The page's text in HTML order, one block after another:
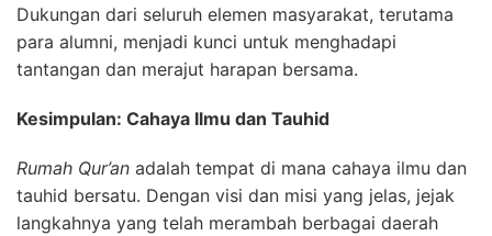
Dukungan dari seluruh elemen masyarakat, terutama
para alumni, menjadi kunci untuk menghadapi
tantangan dan merajut harapan bersama.
Kesimpulan: Cahaya Ilmu dan Tauhid
Rumah Qur’an adalah tempat di mana cahaya ilmu dan
tauhid bersatu. Dengan visi dan misi yang jelas, jejak
langkahnya yang telah merambah berbagai daerah